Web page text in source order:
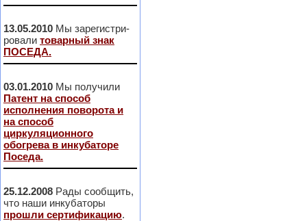
13.05.2010 Мы зарегистри-
ровали товарный знак
ПОСЕДА.
03.01.2010 Мы получили
Патент на способ
исполнения поворота и
на способ
циркуляционного
обогрева в инкубаторе
Поседа.
25.12.2008 Рады сообщить,
что наши инкубаторы
прошли сертификацию.